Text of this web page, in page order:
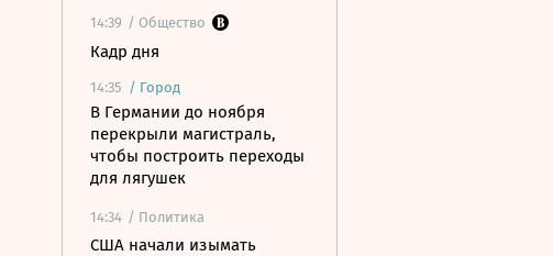
14:39 / Общество
Кадр дня
14:35 / Город
В Германии до ноября
перекрыли магистраль,
чтобы построить переходы
для лягушек
14:34 / Политика
США начали изымать